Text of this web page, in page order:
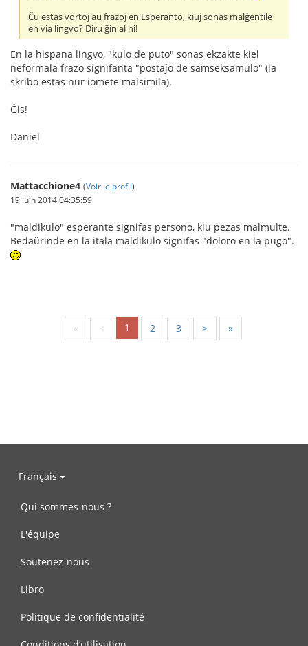
Ĉu estas vortoj aŭ frazoj en Esperanto, kiuj sonas malĝentile
en via lingvo? Diru ĝin al ni!
En la hispana lingvo, "kulo de puto" sonas ekzakte kiel
neformala frazo signifanta "postaĵo de samseksamulo" (la
skribo estas nur iomete malsimila).
Ĝis!
Daniel
Mattacchione4 (Voir le profil)
19 juin 2014 04:35:59
"maldikulo" esperante signifas persono, kiu pezas malmulte.
Bedaŭrinde en la itala maldikulo signifas "doloro en la pugo".
« < 1 2 3 > »
Français
Qui sommes-nous ?
L'équipe
Soutenez-nous
Libro
Politique de confidentialité